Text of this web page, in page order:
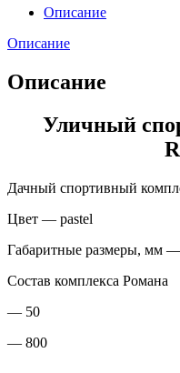
Описание
Описание
Описание
Уличный
Дачный спортивный
Цвет — pastel
Габаритные размеры, мм
Состав комплекса Романа
— 50
— 800